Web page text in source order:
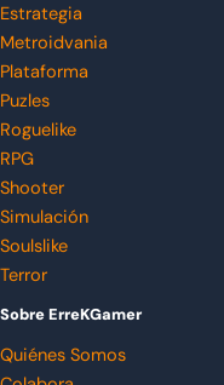
Estrategia
Metroidvania
Plataforma
Puzles
Roguelike
RPG
Shooter
Simulación
Soulslike
Terror
Sobre ErreKGamer
Quiénes Somos